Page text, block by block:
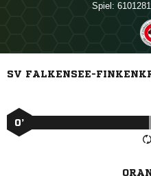
Spiel:
SV FALKENSEE-
0’